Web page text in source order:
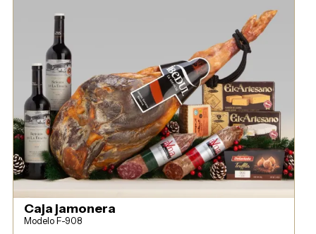
Caja jamonera
Modelo F-908